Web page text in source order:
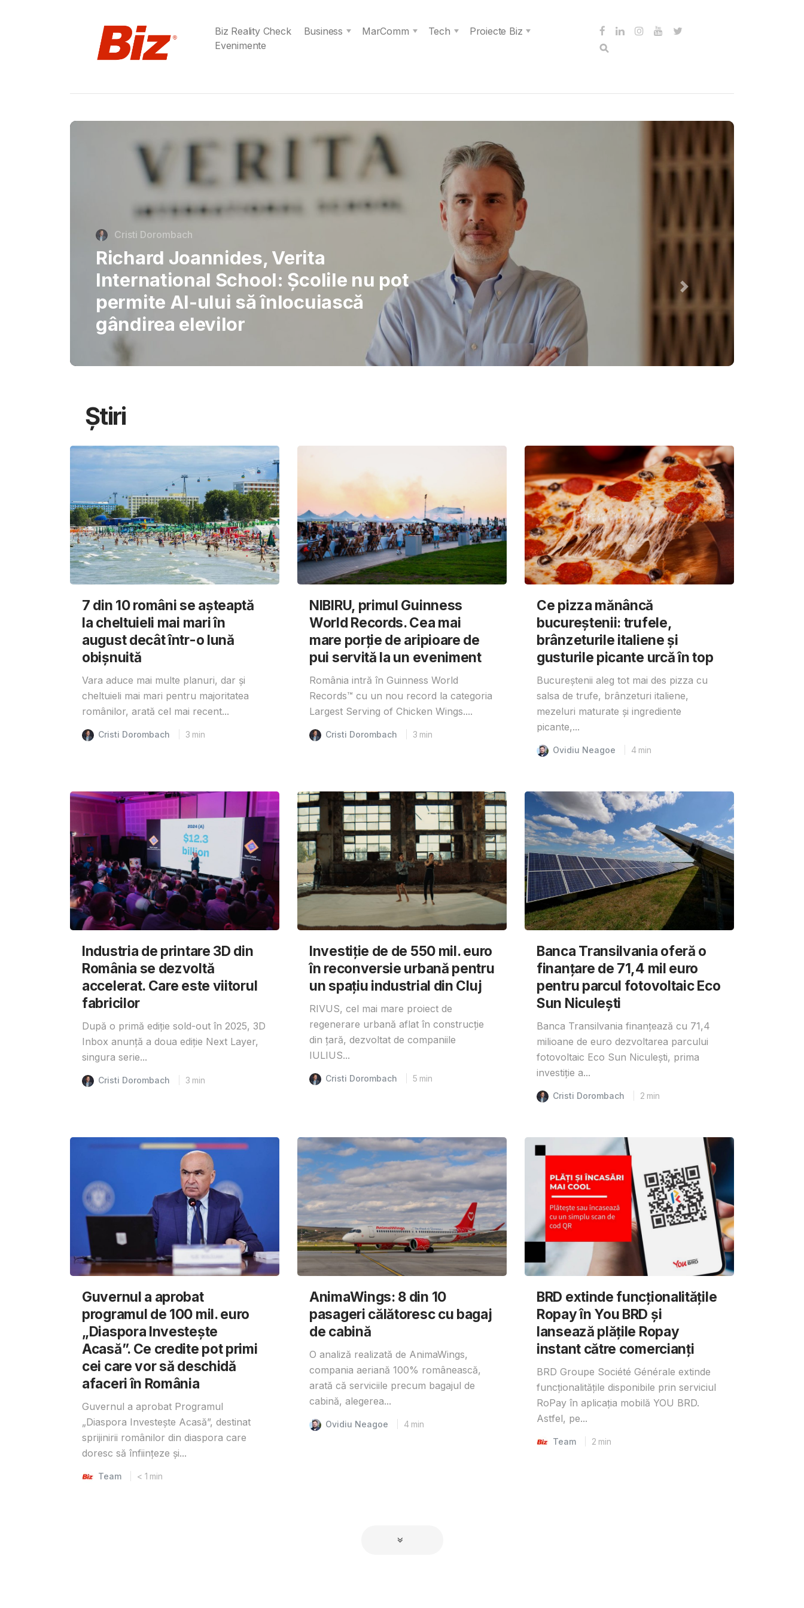
Biz Reality Check Business MarComm Tech
Proiecte Biz
Evenimente
Gabriel Barliga
Oana Gheorghiu: Curajul de a lupta
pentru schimbare
Știri
7 din 10 români se așteaptă
la cheltuieli mai mari în
august decât într-o lună
obișnuită
Vara aduce mai multe planuri, dar și
cheltuieli mai mari pentru majoritatea
românilor, arată cel mai recent...
Cristi Dorombach 3 min
NIBIRU, primul Guinness
World Records. Cea mai
mare porție de aripioare de
pui servită la un eveniment
România intră în Guinness World
Records™️ cu un nou record la categoria
Largest Serving of Chicken Wings....
Cristi Dorombach 3 min
Ce pizza mănâncă
bucureștenii: trufele,
brânzeturile italiene și
gusturile picante urcă în top
Bucureștenii aleg tot mai des pizza cu
salsa de trufe, brânzeturi italiene,
mezeluri maturate și ingrediente
picante,...
Ovidiu Neagoe 4 min
Industria de printare 3D din
România se dezvoltă
accelerat. Care este viitorul
fabricilor
După o primă ediție sold-out în 2025, 3D
Inbox anunță a doua ediție Next Layer,
singura serie...
Cristi Dorombach 3 min
Investiție de de 550 mil. euro
în reconversie urbană pentru
un spațiu industrial din Cluj
RIVUS, cel mai mare proiect de
regenerare urbană aflat în construcție
din țară, dezvoltat de companiile
IULIUS...
Cristi Dorombach 5 min
Banca Transilvania oferă o
finanțare de 71,4 mil euro
pentru parcul fotovoltaic Eco
Sun Niculești
Banca Transilvania finanțează cu 71,4
milioane de euro dezvoltarea parcului
fotovoltaic Eco Sun Niculești, prima
investiție a...
Cristi Dorombach 2 min
Guvernul a aprobat
programul de 100 mil. euro
„Diaspora Investește
Acasă”. Ce credite pot primi
cei care vor să deschidă
afaceri în România
Guvernul a aprobat Programul
„Diaspora Investește Acasă”, destinat
sprijinirii românilor din diaspora care
doresc să înființeze și...
Team < 1 min
AnimaWings: 8 din 10
pasageri călătoresc cu bagaj
de cabină
O analiză realizată de AnimaWings,
compania aeriană 100% românească,
arată că serviciile precum bagajul de
cabină, alegerea...
Ovidiu Neagoe 4 min
BRD extinde funcționalitățile
Ropay în You BRD și
lansează plățile Ropay
instant către comercianți
BRD Groupe Société Générale extinde
funcționalitățile disponibile prin serviciul
RoPay în aplicația mobilă YOU BRD.
Astfel, pe...
Team 2 min